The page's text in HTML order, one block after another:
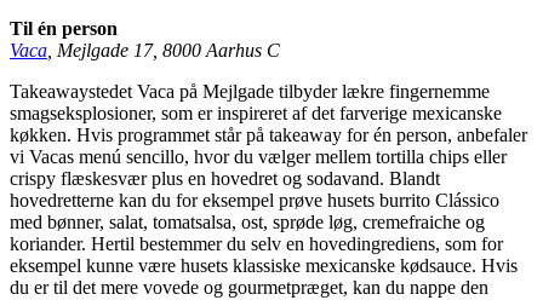
Til én person
Vaca, Mejlgade 17, 8000 Aarhus C
Takeawaystedet Vaca på Mejlgade tilbyder lækre fingernemme
smagseksplosioner, som er inspireret af det farverige mexicanske
køkken. Hvis programmet står på takeaway for én person, anbefaler
vi Vacas menú sencillo, hvor du vælger mellem tortilla chips eller
crispy flæskesvær plus en hovedret og sodavand. Blandt
hovedretterne kan du for eksempel prøve husets burrito Clássico
med bønner, salat, tomatsalsa, ost, sprøde løg, cremefraiche og
koriander. Hertil bestemmer du selv en hovedingrediens, som for
eksempel kunne være husets klassiske mexicanske kødsauce. Hvis
du er til det mere vovede og gourmetpræget, kan du nappe den